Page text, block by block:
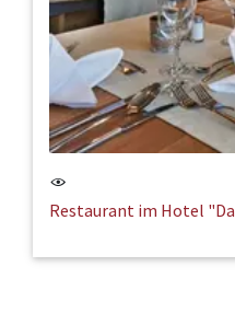
Restaurant im Hotel